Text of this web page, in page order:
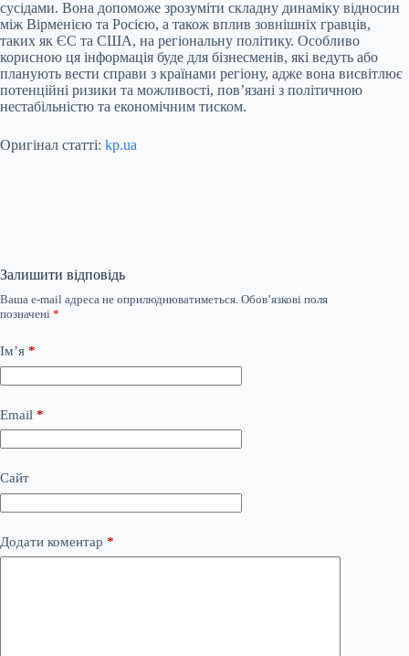
сусідами. Вона допоможе зрозуміти складну динаміку відносин
між Вірменією та Росією, а також вплив зовнішніх гравців,
таких як ЄС та США, на регіональну політику. Особливо
корисною ця інформація буде для бізнесменів, які ведуть або
планують вести справи з країнами регіону, адже вона висвітлює
потенційні ризики та можливості, пов’язані з політичною
нестабільністю та економічним тиском.
Оригінал статті: kp.ua
Залишити відповідь
Ваша e-mail адреса не оприлюднюватиметься. Обов’язкові поля
позначені *
Ім’я *
Email *
Сайт
Додати коментар *